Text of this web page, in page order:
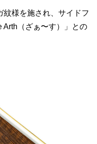
紋様を施され、サイドフ
Arth（ざぁ〜す）」との